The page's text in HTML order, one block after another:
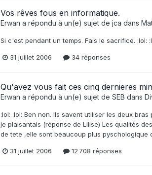
Vos rêves fous en informatique.
Erwan a répondu à un(e) sujet de jca dans
Si c'est pendant un temps. Fais le sacrifice. :lol:
31 juillet 2006 34 réponses
Qu'avez vous fait ces cinq dernieres
Erwan a répondu à un(e) sujet de SEB dans
:lol: :lol: Ben non. Ils savent utiliser les deux
je plaisantais (réponse de Lilise) Les qualités
de tete ,elle sont beaucoup plus pyschologique
31 juillet 2006 12 708 réponses